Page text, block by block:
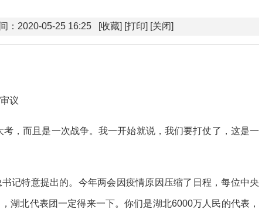
：2020-05-25 16:25 [收藏] [打印] [关闭]
议
，而且是一次战争。我一开始就说，我们要打仗了，这是一
记特意提出的。今年两会因疫情原因压缩了日程，每位中央
湖北代表团一定得来一下。你们是湖北6000万人民的代表，